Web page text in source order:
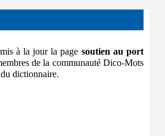
à la jour la page soutien au port
de la communauté Dico-Mots
dictionnaire.